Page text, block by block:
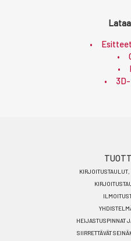
HEIJASTUSPINNAT
SIIRRETTÄVÄT